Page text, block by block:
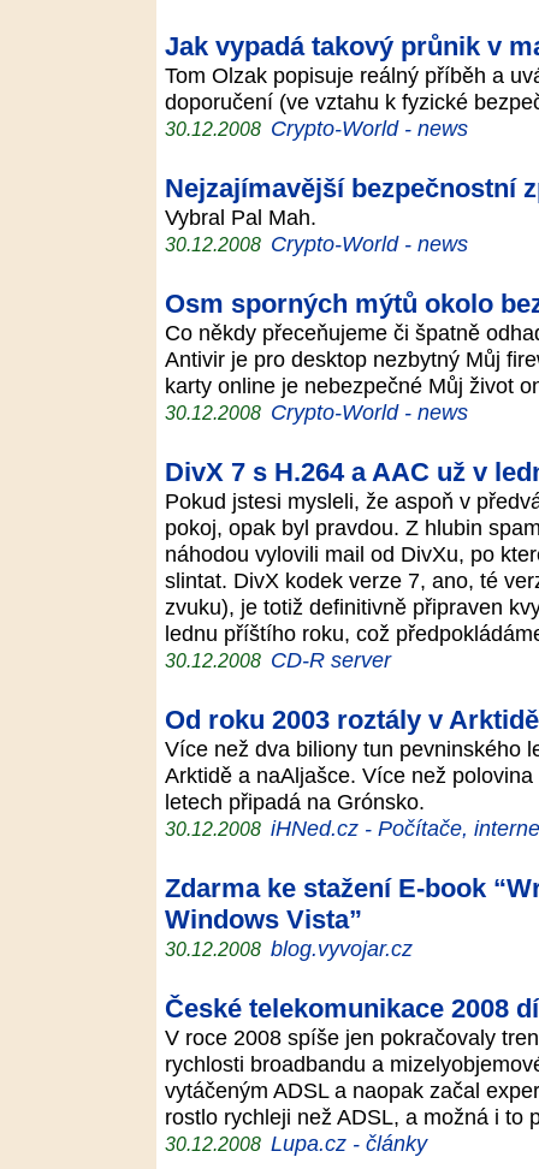
Jak vypadá takový průnik v
Tom Olzak popisuje reálný příběh a
doporučení (ve vztahu k fyzické
30.12.2008 Crypto-World - news
Nejzajímavější bezpečnostní
Vybral Pal Mah.
30.12.2008 Crypto-World - news
Osm sporných mýtů okolo
Co někdy přeceňujeme či špatně
Antivir je pro desktop nezbytný Můj
karty online je nebezpečné Můj život
30.12.2008 Crypto-World - news
DivX 7 s H.264 a AAC už v
Pokud jstesi mysleli, že aspoň v
pokoj, opak byl pravdou. Z hlubin
náhodou vylovili mail od DivXu, po
slintat. DivX kodek verze 7, ano, té
zvuku), je totiž definitivně připraven
lednu příštího roku, což
30.12.2008 CD-R server
Od roku 2003 roztály v
Více než dva biliony tun pevninského
Arktidě a naAljašce. Více než
letech připadá na Grónsko.
30.12.2008 iHNed.cz - Počítače,
Zdarma ke stažení E-book
Windows Vista”
30.12.2008 blog.vyvojar.cz
České telekomunikace 2008
V roce 2008 spíše jen pokračovaly
rychlosti broadbandu a
vytáčeným ADSL a naopak začal
rostlo rychleji než ADSL, a možná i
30.12.2008 Lupa.cz - články